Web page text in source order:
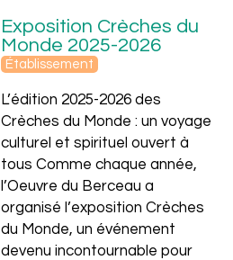
Exposition Crèches du
Monde 2025-2026
Établissement
L’édition 2025-2026 des
Crèches du Monde : un voyage
culturel et spirituel ouvert à
tous Comme chaque année,
l’Oeuvre du Berceau a
organisé l’exposition Crèches
du Monde, un événement
devenu incontournable pour